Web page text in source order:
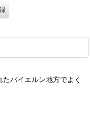
バイエルン地方でよく